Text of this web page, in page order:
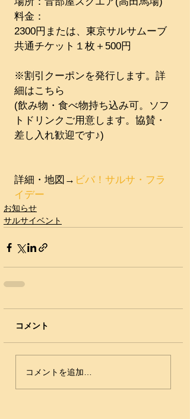
​料金：​
2300円または、東京サルサムーブ
共通チケット１枚＋500円
※割引クーポンを発行します。詳
細はこちら
(飲み物・食べ物持ち込み可。ソフ
トドリンクご用意します。協賛・
差し入れ歓迎です♪)
詳細・地図→​ ビバ！サルサ・フラ
イデー
お知らせ
サルサイベント
コメント
コメントを追加…